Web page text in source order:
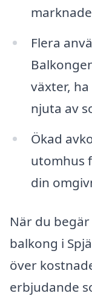
Flera
växter,
njuta av
Ökad
utomhus
din
När du
balkong i
över
erbjudande